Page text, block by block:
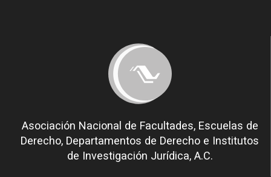
Asociación Nacional de Facultades, Escuelas de
Derecho, Departamentos de Derecho e Institutos
de Investigación Jurídica, A.C.